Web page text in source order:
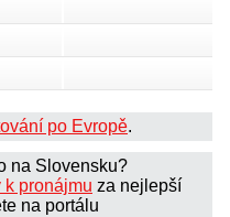
po Evropě.
na Slovensku?
k pronájmu za nejlepší
na portálu